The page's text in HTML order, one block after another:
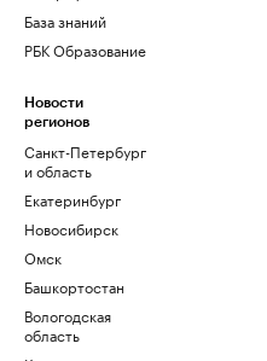
База знаний
РБК Образование
Новости
регионов
Санкт-Петербург
и область
Екатеринбург
Новосибирск
Омск
Башкортостан
Вологодская
область